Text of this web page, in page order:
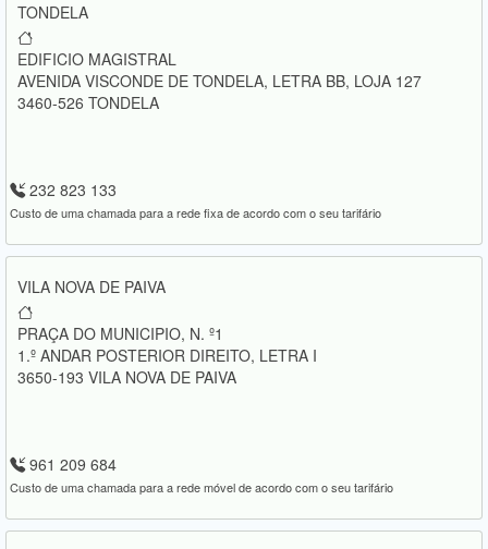
TONDELA
EDIFICIO MAGISTRAL
AVENIDA VISCONDE DE TONDELA, LETRA BB, LOJA 127
3460-526 TONDELA
232 823 133
Custo de uma chamada para a rede fixa de acordo com o seu tarifário
VILA NOVA DE PAIVA
PRAÇA DO MUNICIPIO, N. º1
1.º ANDAR POSTERIOR DIREITO, LETRA I
3650-193 VILA NOVA DE PAIVA
961 209 684
Custo de uma chamada para a rede móvel de acordo com o seu tarifário